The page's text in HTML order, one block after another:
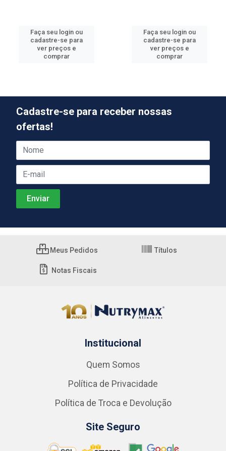
Faça seu login ou
cadastre-se para
ver preços e
comprar
Faça seu login ou
cadastre-se para
ver preços e
comprar
Cadastre-se para receber nossas
ofertas!
Meus Pedidos Títulos
Notas Fiscais
Institucional
Quem Somos
Política de Privacidade
Política de Troca e Devolução
Site Seguro